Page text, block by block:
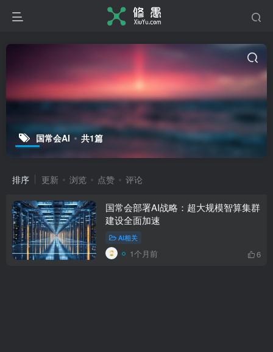
国常会AI 共1篇
排序 更新 浏览 点赞 评论
国常会部署AI战略：超大规模智算集群
建设全面加速
AI相关
1个月前 6